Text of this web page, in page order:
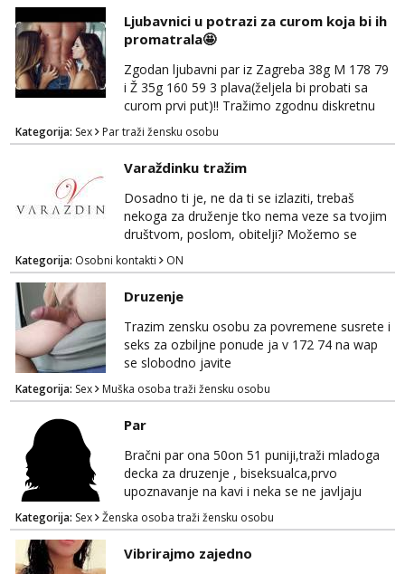
za brz dogovor Kontakt 0958759047
Ljubavnici u potrazi za curom koja bi ih
promatrala🤩
Zgodan ljubavni par iz Zagreba 38g M 178 79
i Ž 35g 160 59 3 plava(željela bi probati sa
curom prvi put)!! Tražimo zgodnu diskretnu
curu koja bi nas promatrala dok imamo
žestok odnos. Može se pridruziti ali i ne
mora.Bitno da uzivamo diskretno anonimno
bez upoznavanja puno.Sliku mozemo
razmjeniti,ali najbolje uzivo se upoznati. Na
goo smo do 15.8 poslije tog mozemo se
druziti,javi se na mail il...
Kategorija: Sex Par traži žensku osobu
Varaždinku tražim
Dosadno ti je, ne da ti se izlaziti, trebaš
nekoga za druženje tko nema veze sa tvojim
društvom, poslom, obitelji? Možemo se
podružiti i zabaviti na razne načine. Makni se
od svakodnevice samnom. Javi se na
Whatsapp. Samo Varaždin i okolica.
Kategorija: Osobni kontakti ON
Druzenje
Trazim zensku osobu za povremene susrete i
seks za ozbiljne ponude ja v 172 74 na wap
se slobodno javite
Kategorija: Sex Muška osoba traži žensku osobu
Par
Bračni par ona 50on 51 puniji,traži mladoga
decka za druzenje , biseksualca,prvo
upoznavanje na kavi i neka se ne javljaju
stariji od 30 godina
Kategorija: Sex Ženska osoba traži žensku osobu
Vibrirajmo zajedno